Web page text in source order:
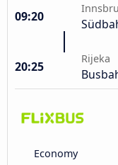
09:20
20:25
Rijeka
Economy